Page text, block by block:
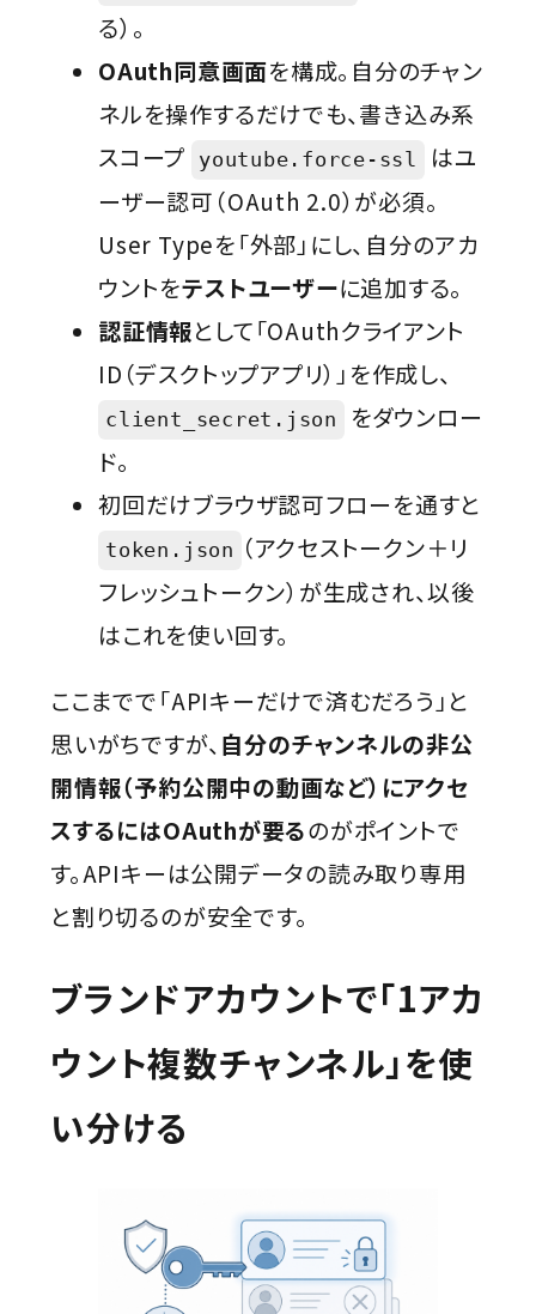
る）。
OAuth同意画面を構成。自分のチャン
ネルを操作するだけでも、書き込み系
スコープ
youtube.force-ssl
はユ
ーザー認可（OAuth 2.0）が必須。
User Typeを「外部」にし、自分のアカ
ウントをテストユーザーに追加する。
認証情報として「OAuthクライアント
ID（デスクトップアプリ）」を作成し、
client_secret.json
をダウンロー
ド。
初回だけブラウザ認可フローを通すと
token.json （アクセストークン＋リ
フレッシュトークン）が生成され、以後
はこれを使い回す。
ここまでで「APIキーだけで済むだろう」と
思いがちですが、 自分のチャンネルの非公
開情報（予約公開中の動画など）にアクセ
スするにはOAuthが要るのがポイントで
す。APIキーは公開データの読み取り専用
と割り切るのが安全です。
ブランドアカウントで「1アカ
ウント複数チャンネル」を使
い分ける